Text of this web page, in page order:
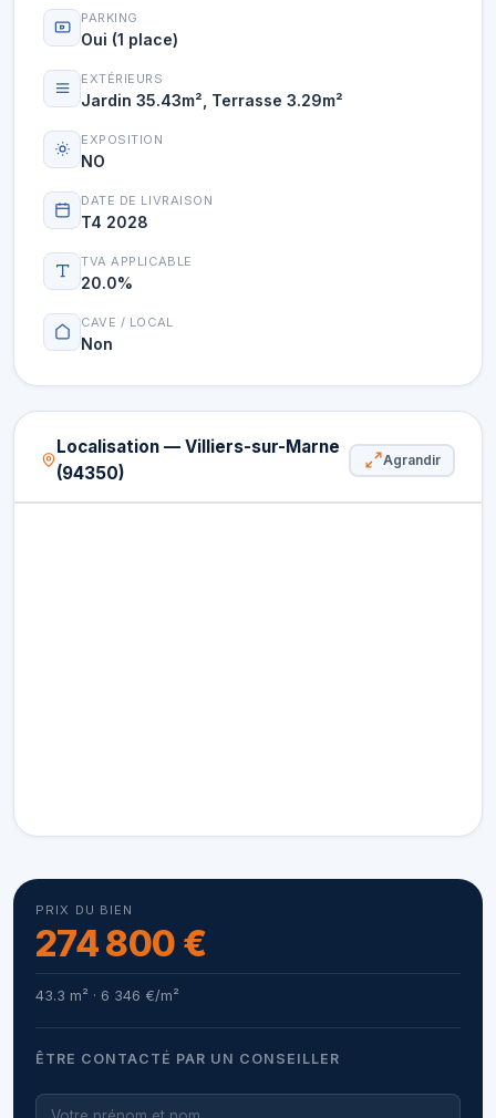
PARKING
Oui (1 place)
EXTÉRIEURS
Jardin 35.43m², Terrasse 3.29m²
EXPOSITION
NO
DATE DE LIVRAISON
T4 2028
TVA APPLICABLE
20.0%
CAVE / LOCAL
Non
Localisation — Villiers-sur-Marne
(94350)
Agrandir
PRIX DU BIEN
274 800 €
43.3 m² · 6 346 €/m²
ÊTRE CONTACTÉ PAR UN CONSEILLER